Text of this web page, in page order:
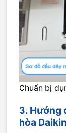
Chuẩn bị
3. Hướng
hòa